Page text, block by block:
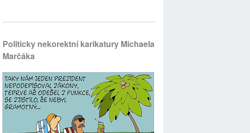
Politicky nekorektní karikatury Michaela
Marčáka